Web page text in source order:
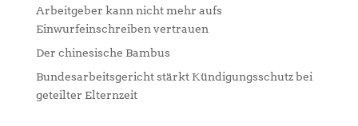
:Arbeitgeber kann nicht mehr aufs
Einwurfeinschreiben vertrauen
Der chinesische Bambus
Bundesarbeitsgericht stärkt Kündigungsschutz bei
geteilter Elternzeit